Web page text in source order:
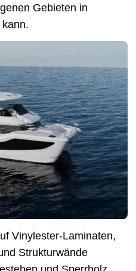
Gebieten in
Vinylester-Laminaten,
Strukturwände